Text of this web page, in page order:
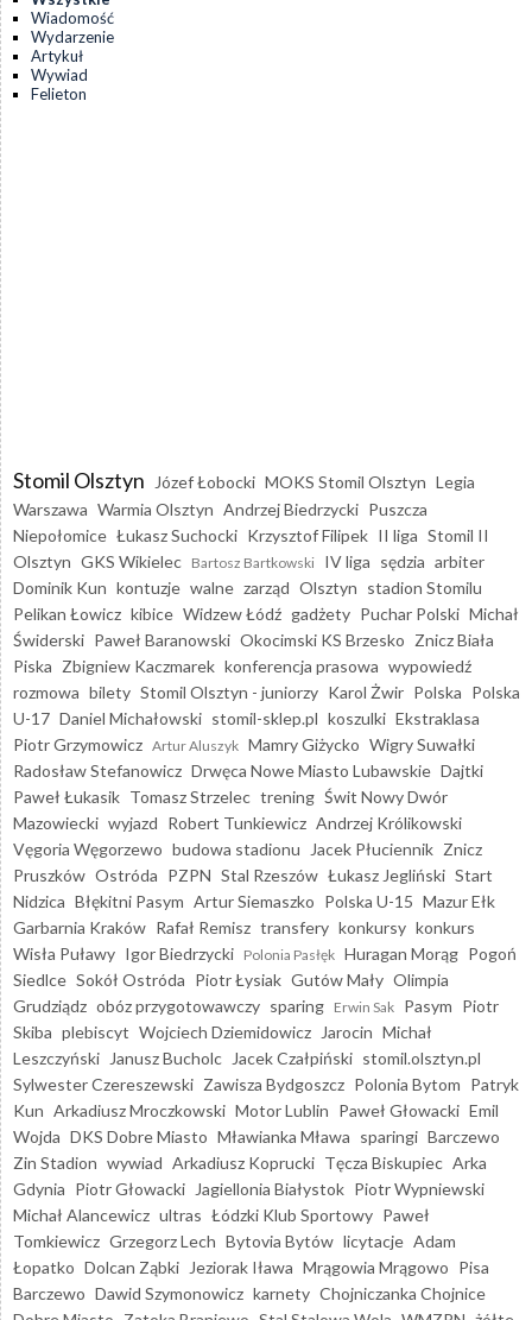
Wiadomość
Wydarzenie
Artykuł
Wywiad
Felieton
Stomil Olsztyn Józef Łobocki MOKS Stomil Olsztyn Legia
Warszawa Warmia Olsztyn Andrzej Biedrzycki Puszcza
Niepołomice Łukasz Suchocki Krzysztof Filipek II liga Stomil II
Olsztyn GKS Wikielec Bartosz Bartkowski IV liga sędzia arbiter
Dominik Kun kontuzje walne zarząd Olsztyn stadion Stomilu
Pelikan Łowicz kibice Widzew Łódź gadżety Puchar Polski Michał
Świderski Paweł Baranowski Okocimski KS Brzesko Znicz Biała
Piska Zbigniew Kaczmarek konferencja prasowa wypowiedź
rozmowa bilety Stomil Olsztyn - juniorzy Karol Żwir Polska Polska
U-17 Daniel Michałowski stomil-sklep.pl koszulki Ekstraklasa
Piotr Grzymowicz Artur Aluszyk Mamry Giżycko Wigry Suwałki
Radosław Stefanowicz Drwęca Nowe Miasto Lubawskie Dajtki
Paweł Łukasik Tomasz Strzelec trening Świt Nowy Dwór
Mazowiecki wyjazd Robert Tunkiewicz Andrzej Królikowski
Vęgoria Węgorzewo budowa stadionu Jacek Płuciennik Znicz
Pruszków Ostróda PZPN Stal Rzeszów Łukasz Jegliński Start
Nidzica Błękitni Pasym Artur Siemaszko Polska U-15 Mazur Ełk
Garbarnia Kraków Rafał Remisz transfery konkursy konkurs
Wisła Puławy Igor Biedrzycki Polonia Pasłęk Huragan Morąg Pogoń
Siedlce Sokół Ostróda Piotr Łysiak Gutów Mały Olimpia
Grudziądz obóz przygotowawczy sparing Erwin Sak Pasym Piotr
Skiba plebiscyt Wojciech Dziemidowicz Jarocin Michał
Leszczyński
Janusz Bucholc Jacek Czałpiński stomil.olsztyn.pl
Sylwester Czereszewski Zawisza Bydgoszcz Polonia Bytom Patryk
Kun Arkadiusz Mroczkowski Motor Lublin Paweł Głowacki Emil
Wojda DKS Dobre Miasto Mławianka Mława sparingi Barczewo
Zin Stadion wywiad Arkadiusz Koprucki Tęcza Biskupiec Arka
Gdynia Piotr Głowacki Jagiellonia Białystok Piotr Wypniewski
Michał Alancewicz ultras Łódzki Klub Sportowy Paweł
Tomkiewicz Grzegorz Lech Bytovia Bytów licytacje Adam
Łopatko Dolcan Ząbki Jeziorak Iława Mrągowia Mrągowo Pisa
Barczewo Dawid Szymonowicz karnety Chojniczanka Chojnice